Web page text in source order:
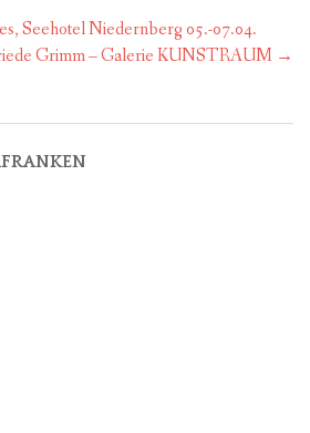
Seehotel Niedernberg 05.-07.04.
Grimm – Galerie KUNSTRAUM →